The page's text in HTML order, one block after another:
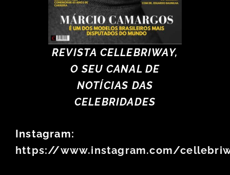
REVISTA CELLEBRIWAY,
O SEU CANAL DE
NOTÍCIAS DAS
CELEBRIDADES
Instagram:
https://www.instagram.com/